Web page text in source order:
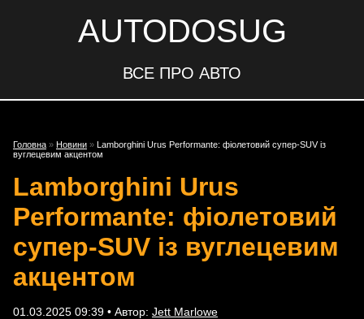
AUTODOSUG
ВСЕ ПРО АВТО
Головна » Новини » Lamborghini Urus Performante: фіолетовий супер-SUV із
вуглецевим акцентом
Lamborghini Urus
Performante: фіолетовий
супер-SUV із вуглецевим
акцентом
01.03.2025 09:39 • Автор: Jett Marlowe